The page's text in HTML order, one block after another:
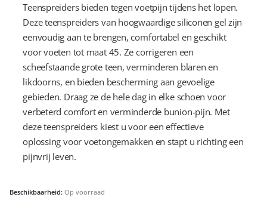
Teenspreiders bieden tegen voetpijn tijdens het lopen.
Deze teenspreiders van hoogwaardige siliconen gel zijn
eenvoudig aan te brengen, comfortabel en geschikt
voor voeten tot maat 45. Ze corrigeren een
scheefstaande grote teen, verminderen blaren en
likdoorns, en bieden bescherming aan gevoelige
gebieden. Draag ze de hele dag in elke schoen voor
verbeterd comfort en verminderde bunion-pijn. Met
deze teenspreiders kiest u voor een effectieve
oplossing voor voetongemakken en stapt u richting een
pijnvrij leven.
Beschikbaarheid: Op voorraad